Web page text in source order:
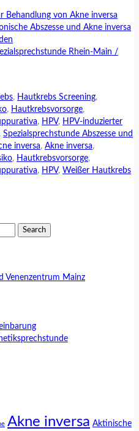
Behandlung von Akne inversa
Abszesse und Akne inversa
Rhein-Main /
, Hautkrebs Screening,
, Hautkrebsvorsorge,
, HPV, HPV-induzierter
, Spezialsprechstunde Abszesse und
inversa, Akne inversa,
, Hautkrebsvorsorge,
, HPV, Weißer Hautkrebs
Venenzentrum Mainz
Akne inversa Aktinische